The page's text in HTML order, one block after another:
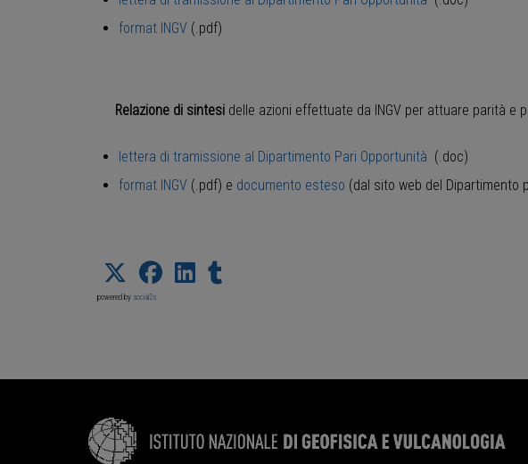
format INGV (.pdf)
Relazione di sintesi delle azioni effettuate da INGV per attuare parità e
lettera di tramissione al Dipartimento Pari Opportunità (.doc)
format INGV (.pdf) e documento esteso (dal sito web del Dipartimento
powered by social2s